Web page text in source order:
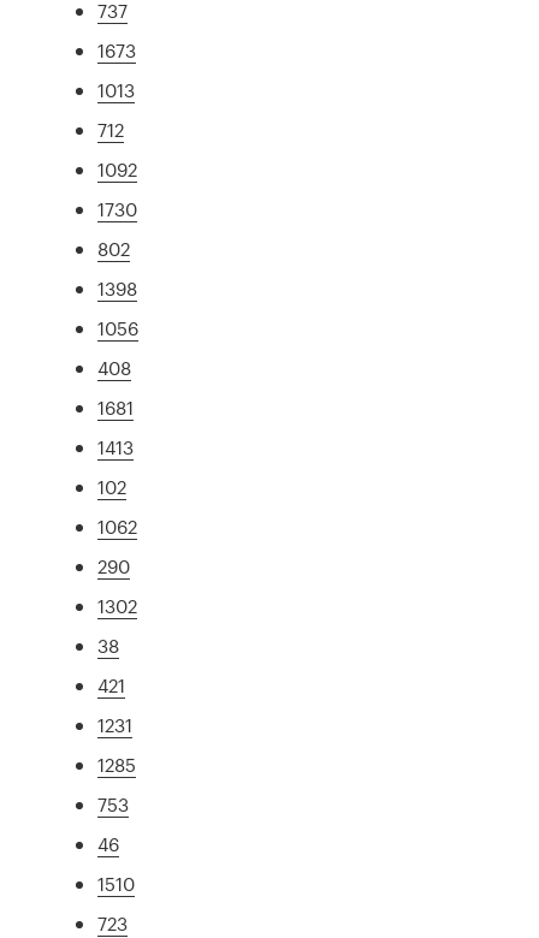
737
1673
1013
712
1092
1730
802
1398
1056
408
1681
1413
102
1062
290
1302
38
421
1231
1285
753
46
1510
723